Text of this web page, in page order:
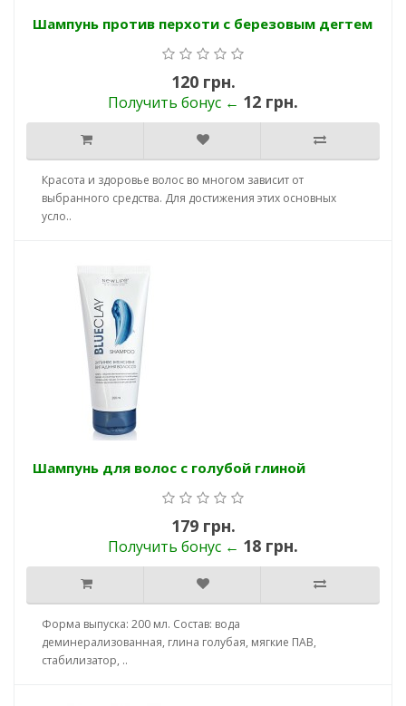
Шампунь против перхоти с березовым дегтем
120 грн.
Получить бонус ← 12 грн.
Красота и здоровье волос во многом зависит от
выбранного средства. Для достижения этих основных
усло..
Шампунь для волос с голубой глиной
179 грн.
Получить бонус ← 18 грн.
Форма выпуска: 200 мл. Состав: вода
деминерализованная, глина голубая, мягкие ПАВ,
стабилизатор, ..